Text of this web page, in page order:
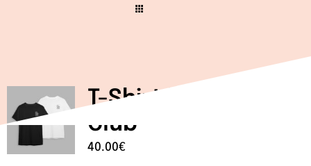
T-Shirt | No Balls
Club
40.00€